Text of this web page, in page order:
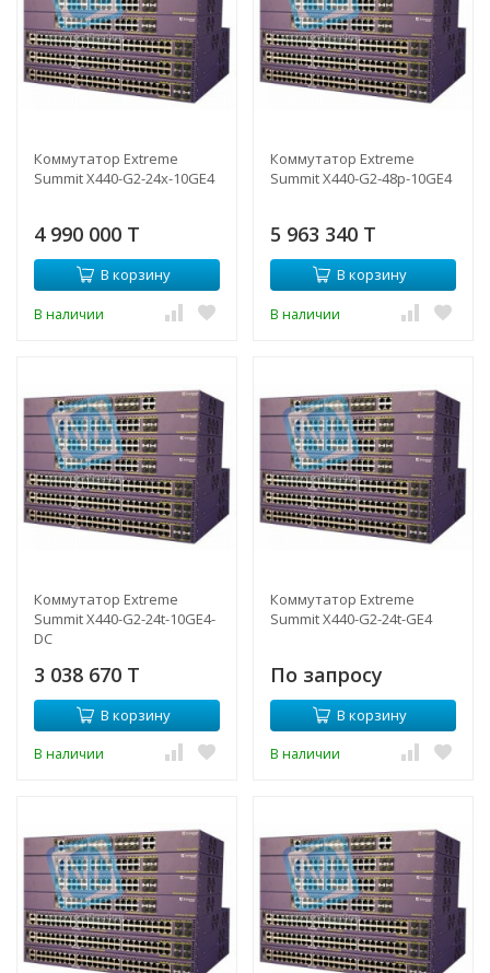
Коммутатор Extreme
Summit X440-G2-24x-10GE4
4 990 000 T
В корзину
В наличии
Коммутатор Extreme
Summit X440-G2-48p-10GE4
5 963 340 T
В корзину
В наличии
Коммутатор Extreme
Summit X440-G2-24t-10GE4-
DC
3 038 670 T
В корзину
В наличии
Коммутатор Extreme
Summit X440-G2-24t-GE4
По запросу
В корзину
В наличии